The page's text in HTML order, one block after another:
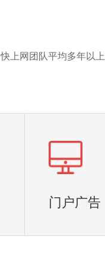
快上网团队平均多年以
门户广告